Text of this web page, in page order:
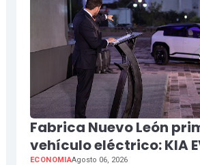
Fabrica Nuevo León
vehículo eléctrico: KIA
ECONOMIAAgosto 06, 2026